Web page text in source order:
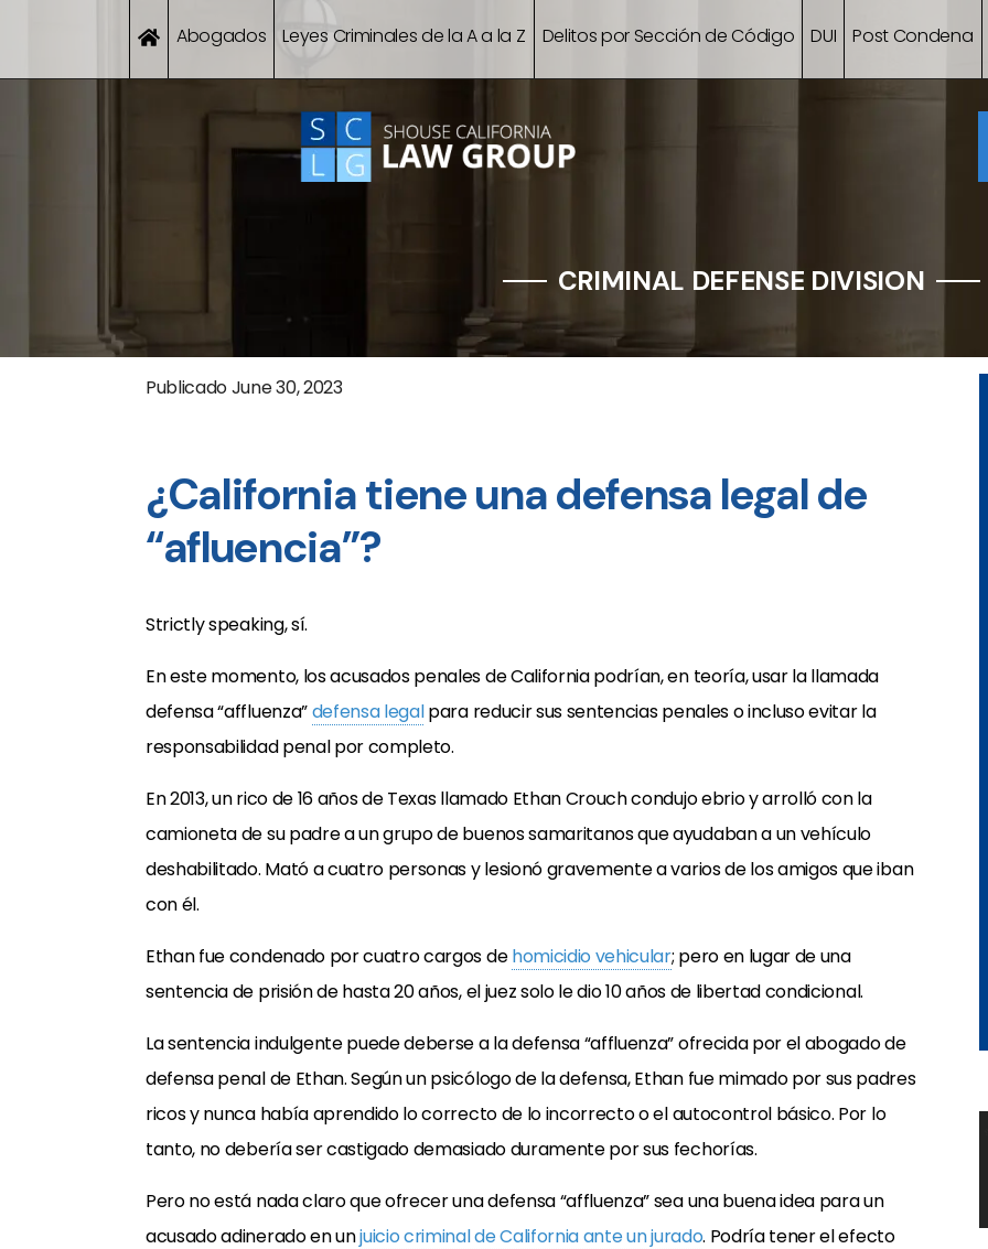
Abogados Leyes Criminales de la A a la Z Delitos por Sección de Código DUI Post Condena
CRIMINAL DEFENSE DIVISION
PublicadoJune 30, 2023
¿California tiene una defensa legal de
“afluencia”?
Strictly speaking, sí.
En este momento, los acusadospenales de California podrían, en teoría, usar la llamada
defensa “affluenza”defensa legalpara reducir sus sentencias penales o incluso evitar la
responsabilidad penal por completo.
En 2013, un rico de 16 años de Texas llamado Ethan Crouch condujo ebrio y arrolló con la
camioneta de su padre a un grupo de buenos samaritanos que ayudaban a un vehículo
deshabilitado. Mató a cuatro personas y lesionó gravemente a varios de los amigos que iban
con él.
Ethan fue condenado por cuatro cargos dehomicidio vehicular; pero en lugar de una
sentencia de prisión de hasta 20 años, el juez solo le dio 10 años de libertad condicional.
La sentencia indulgente puede deberse a la defensa “affluenza” ofrecida por el abogado de
defensa penal de Ethan. Según un psicólogo de la defensa, Ethan fue mimado por sus padres
ricos y nunca había aprendido lo correcto de lo incorrecto o el autocontrol básico. Por lo
tanto, no debería ser castigado demasiado duramente por sus fechorías.
Pero no está nada claro que ofrecer una defensa “affluenza” sea una buena idea para un
acusado adinerado en unjuicio criminal de California ante un jurado. Podría tener el efecto